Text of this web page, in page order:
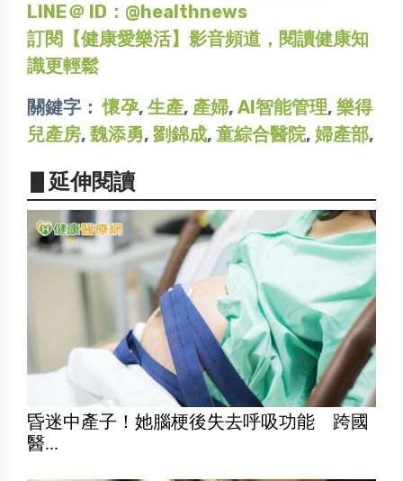
LINE＠ ID：@healthnews
訂閱【健康愛樂活】影音頻道，閱讀健康知
識更輕鬆
關鍵字：懷孕, 生產, 產婦, AI智能管理, 樂得
兒產房, 魏添勇, 劉錦成, 童綜合醫院, 婦產部,
▋延伸閱讀
昏迷中產子！她腦梗後失去呼吸功能 跨國
醫...